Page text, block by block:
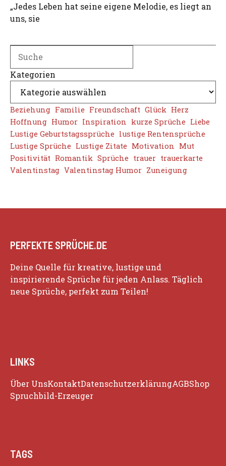
„Jedes Leben hat seine eigene Melodie, es liegt an
uns, sie
Kategorien
Beziehung Familie Freundschaft Glück Herz
Hoffnung Humor Inspiration kurze Sprüche Liebe
Lustige Geburtstagssprüche lustige Rentensprüche
Lustige Sprüche Lustige Zitate Motivation Mut
Positivität Romantik Sprüche trauer trauerkarte
Valentinstag Valentinstag Humor Zuneigung
PERFEKTE SPRÜCHE.DE
Deine Quelle für kreative, lustige und
inspirierende Sprüche für jeden Anlass. Täglich
neue Sprüche, perfekt zum Teilen!
LINKS
Über UnsKontaktDatenschutzerklärungAGBShop
Spruchbild-Erzeuger
TAGS